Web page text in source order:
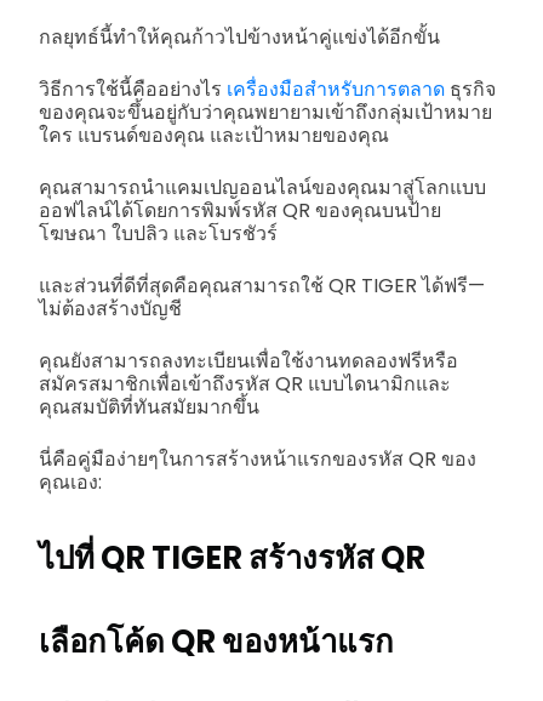
กลยุทธ์นี้ทำให้คุณก้าวไปข้างหน้าคู่แข่งได้อีกขั้น
วิธีการใช้นี้คืออย่างไร เครื่องมือสำหรับการตลาด ธุรกิจ
ของคุณจะขึ้นอยู่กับว่าคุณพยายามเข้าถึงกลุ่มเป้าหมาย
ใคร แบรนด์ของคุณ และเป้าหมายของคุณ
คุณสามารถนำแคมเปญออนไลน์ของคุณมาสู่โลกแบบ
ออฟไลน์ได้โดยการพิมพ์รหัส QR ของคุณบนป้าย
โฆษณา ใบปลิว และโบรชัวร์
และส่วนที่ดีที่สุดคือคุณสามารถใช้ QR TIGER ได้ฟรี—
ไม่ต้องสร้างบัญชี
คุณยังสามารถลงทะเบียนเพื่อใช้งานทดลองฟรีหรือ
สมัครสมาชิกเพื่อเข้าถึงรหัส QR แบบไดนามิกและ
คุณสมบัติที่ทันสมัยมากขึ้น
นี่คือคู่มือง่ายๆในการสร้างหน้าแรกของรหัส QR ของ
คุณเอง:
ไปที่ QR TIGER สร้างรหัส QR
เลือกโค้ด QR ของหน้าแรก